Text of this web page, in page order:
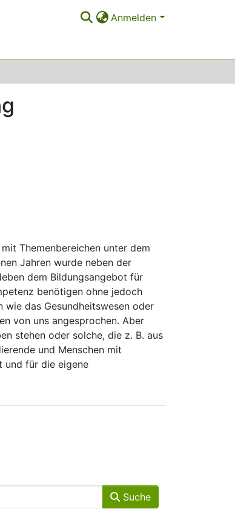
Anmelden
Themenbereichen unter dem
Jahren wurde neben der
dem Bildungsangebot für
benötigen ohne jedoch
das Gesundheitswesen oder
von uns angesprochen. Aber
stehen oder solche, die z. B. aus
und Menschen mit
und für die eigene
Suche